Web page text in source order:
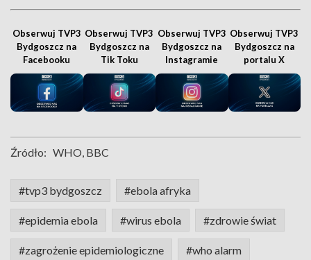
Obserwuj TVP3
Bydgoszcz na
Facebooku
Obserwuj TVP3
Bydgoszcz na
Tik Toku
Obserwuj TVP3
Bydgoszcz na
Instagramie
Obserwuj TVP3
Bydgoszcz na
portalu X
Źródło: WHO, BBC
#tvp3 bydgoszcz #ebola afryka
#epidemia ebola #wirus ebola #zdrowie świat
#zagrożenie epidemiologiczne #who alarm